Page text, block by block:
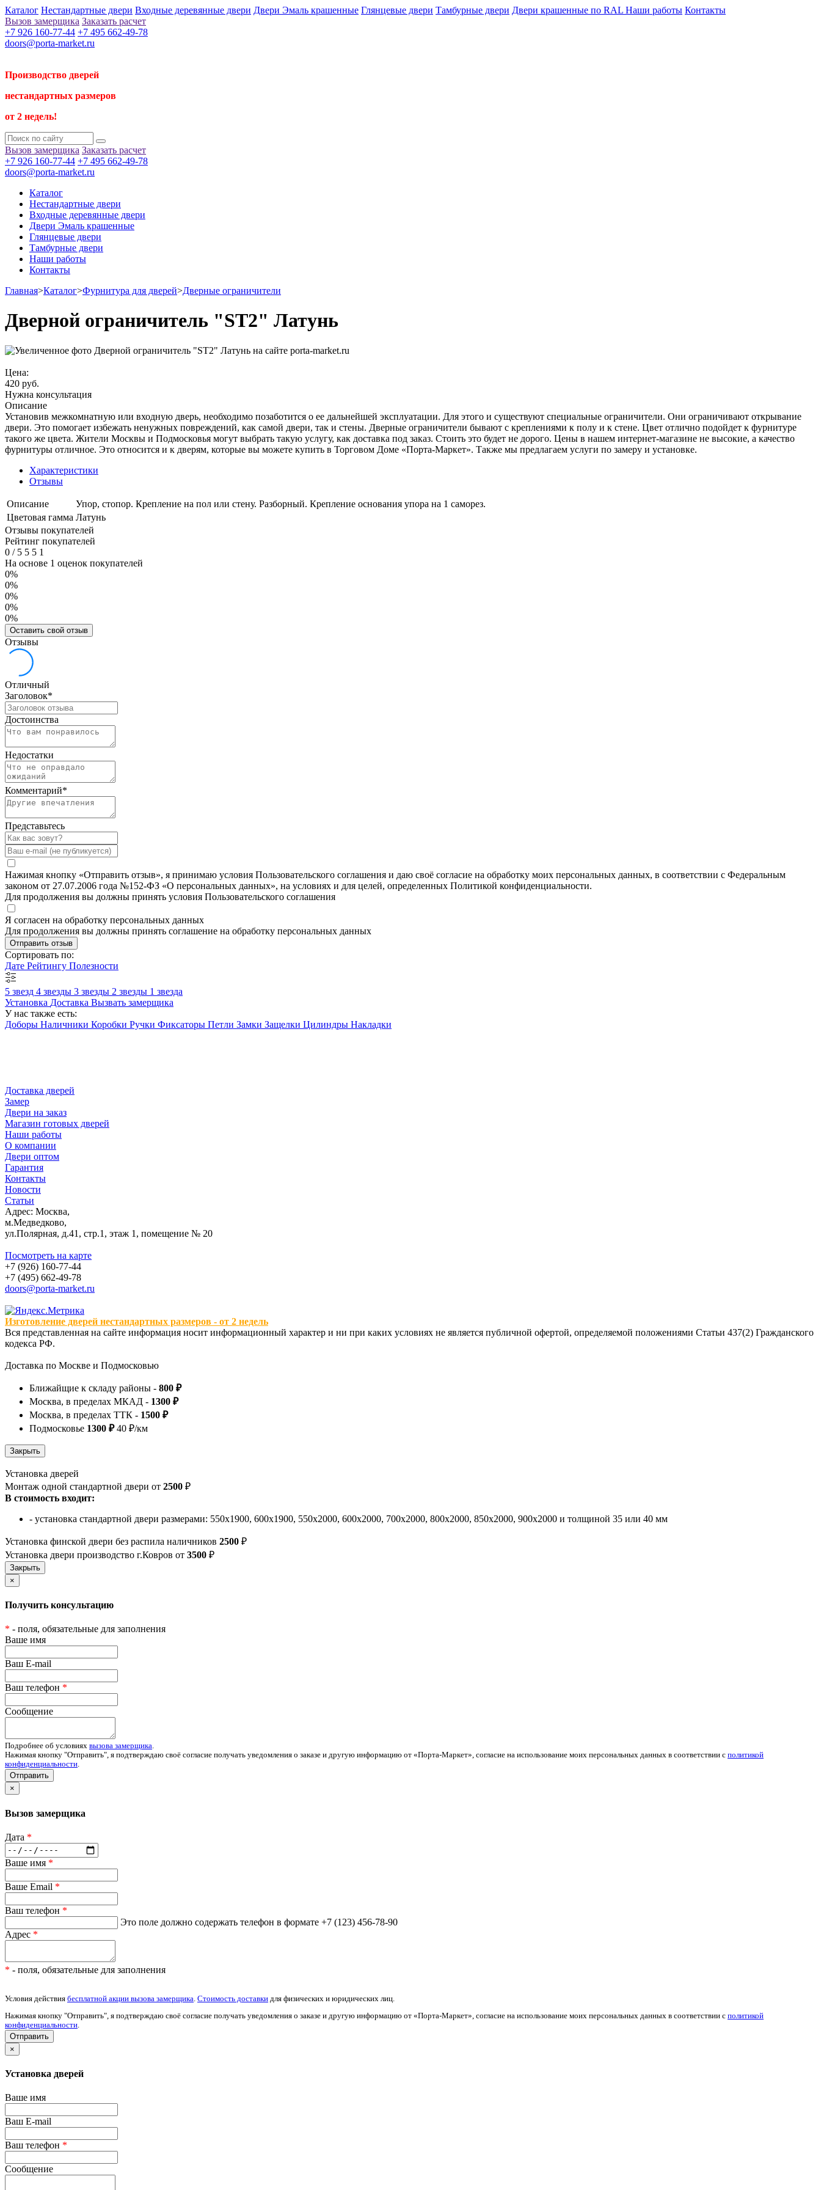
Каталог Нестандартные двери Входные деревянные двери Двери Эмаль крашенные Глянцевые двери Тамбурные двери Двери крашенные по RAL Наши работы Контакты
Вызов замерщика Заказать расчет
+7 926 160-77-44 +7 495 662-49-78
doors@porta-market.ru
Производство дверей
нестандартных размеров
от 2 недель!
Вызов замерщика Заказать расчет
+7 926 160-77-44 +7 495 662-49-78
doors@porta-market.ru
Каталог
Нестандартные двери
Входные деревянные двери
Двери Эмаль крашенные
Глянцевые двери
Тамбурные двери
Наши работы
Контакты
Главная>Каталог>Фурнитура для дверей>Дверные ограничители
Дверной ограничитель "ST2" Латунь
Цена:
420 руб.
Нужна консультация
Описание
Установив межкомнатную или входную дверь, необходимо позаботится о ее дальнейшей эксплуатации. Для этого и существуют специальные ограничители. Они ограничивают открывание
двери. Это помогает избежать ненужных повреждений, как самой двери, так и стены. Дверные ограничители бывают с креплениями к полу и к стене. Цвет отлично подойдет к фурнитуре
такого же цвета. Жители Москвы и Подмосковья могут выбрать такую услугу, как доставка под заказ. Стоить это будет не дорого. Цены в нашем интернет-магазине не высокие, а качество
фурнитуры отличное. Это относится и к дверям, которые вы можете купить в Торговом Доме «Порта-Маркет». Также мы предлагаем услуги по замеру и установке.
Характеристики
Отзывы
Описание
Упор, стопор. Крепление на пол или стену. Разборный. Крепление основания упора на 1 саморез.
Цветовая гамма Латунь
Отзывы покупателей
Рейтинг покупателей
0 /5 5 5 1
На основе 1 оценок покупателей
0%
0%
0%
0%
0%
Оставить свой отзыв
Отзывы
Отличный
Заголовок*
Достоинства
Недостатки
Комментарий*
Представьтесь
Нажимая кнопку «Отправить отзыв», я принимаю условия Пользовательского соглашения и даю своё согласие на обработку моих персональных данных, в соответствии с Федеральным
законом от 27.07.2006 года №152-ФЗ «О персональных данных», на условиях и для целей, определенных Политикой конфиденциальности.
Для продолжения вы должны принять условия Пользовательского соглашения
Я согласен на обработку персональных данных
Для продолжения вы должны принять соглашение на обработку персональных данных
Отправить отзыв
Сортировать по:
Дате Рейтингу Полезности
5 звезд 4 звезды 3 звезды 2 звезды 1 звезда
Установка Доставка Вызвать замерщика
У нас также есть:
Доборы Наличники Коробки Ручки Фиксаторы Петли Замки Защелки Цилиндры Накладки
Доставка дверей
Замер
Двери на заказ
Магазин готовых дверей
Наши работы
О компании
Двери оптом
Гарантия
Контакты
Новости
Статьи
Адрес: Москва,
м.Медведково,
ул.Полярная, д.41, стр.1, этаж 1, помещение № 20
Посмотреть на карте
+7 (926) 160-77-44
+7 (495) 662-49-78
doors@porta-market.ru
Изготовление дверей нестандартных размеров - от 2 недель
Вся представленная на сайте информация носит информационный характер и ни при каких условиях не является публичной офертой, определяемой положениями Статьи 437(2) Гражданского
кодекса РФ.
Доставка по Москве и Подмосковью
Ближайщие к складу районы - 800 ₽
Москва, в пределах МКАД - 1300 ₽
Москва, в пределах ТТК - 1500 ₽
Подмосковье 1300 ₽40 ₽/км
Установка дверей
Монтаж одной стандартной двери от 2500 ₽
В стоимость входит:
- установка стандартной двери размерами: 550х1900, 600х1900, 550х2000, 600х2000, 700х2000, 800х2000, 850х2000, 900х2000 и толщиной 35 или 40 мм
Установка финской двери без распила наличников 2500 ₽
Установка двери производство г.Ковров от 3500 ₽
×
Получить консультацию
* - поля, обязательные для заполнения
Ваше имя
Ваш E-mail
Ваш телефон *
Сообщение
Подробнее об условиях вызова замерщика.
Нажимая кнопку "Отправить", я подтверждаю своё согласие получать уведомления о заказе и другую информацию от «Порта-Маркет», согласие на использование моих персональных данных в соответствии с политикой
конфиденциальности.
Отправить
×
Вызов замерщика
Дата *
Ваше имя *
Ваше Email *
Ваш телефон *
Это поле должно содержать телефон в формате +7 (123) 456-78-90
Адрес *
* - поля, обязательные для заполнения
Условия действия бесплатной акции вызова замерщика Стоимость доставки для физических и юридических лиц.
Нажимая кнопку "Отправить", я подтверждаю своё согласие получать уведомления о заказе и другую информацию от «Порта-Маркет», согласие на использование моих персональных данных в соответствии с политикой
конфиденциальности
×
Установка дверей
Ваше имя
Ваш E-mail
Ваш телефон *
Сообщение